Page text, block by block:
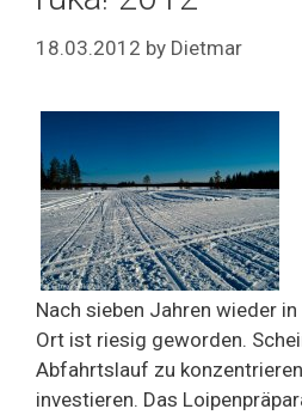
18.03.2012 by Dietmar
Nach sieben Jahren wieder
Ort ist riesig geworden.
Abfahrtslauf zu
investieren. Das